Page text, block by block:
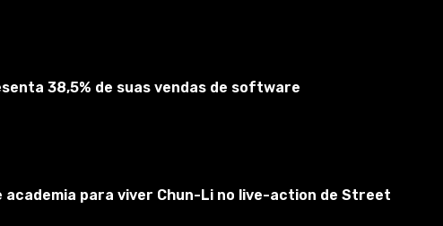
38,5% de suas vendas de software
academia para viver Chun-Li no live-action de Street